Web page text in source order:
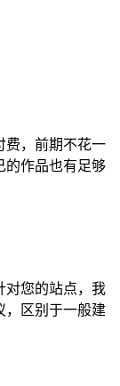
费，前期不花一
的作品也有足够
对您的站点，我
，区别于一般建